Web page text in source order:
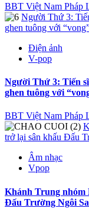
BBT Việt Nam Pháp
Người Thứ 3:
ghen tuông với
Điện ảnh
V-pop
Người Thứ 3: Tiến
ghen tuông với
BBT Việt Nam Pháp
trở lại sân khấu Đấu
Âm nhạc
Vpop
Khánh Trung nhóm
Đấu Trường Ngôi